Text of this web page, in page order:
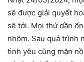
sẽ được giải quyết
sẽ tới. Mọi thứ dần
nhõm. Sau quá trình
tình yêu cũng mặn